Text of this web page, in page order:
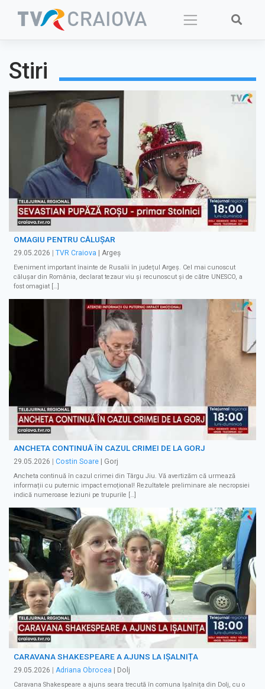
Stiri
OMAGIU PENTRU CĂLUȘAR
29.05.2026 TVR Craiova | Argeș
Eveniment important înainte de Rusalii în județul Argeș. Cel mai cunoscut
călușar din România, declarat tezaur viu și recunoscut și de către UNESCO, a
fost omagiat […]
ANCHETA CONTINUĂ ÎN CAZUL CRIMEI DE LA GORJ
29.05.2026 Costin Soare | Gorj
Ancheta continuă în cazul crimei din Târgu Jiu. Vă avertizăm că urmează
informații cu puternic impact emoțional! Rezultatele preliminare ale necropsiei
indică numeroase leziuni pe trupurile […]
CARAVANA SHAKESPEARE A AJUNS LA IȘALNIȚA
29.05.2026 Adriana Obrocea | Dolj
Caravana Shakespeare a ajuns seara trecută în comuna Ișalnița din Dolj, cu o